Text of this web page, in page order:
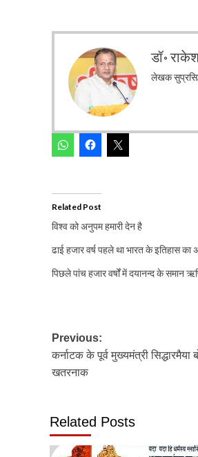
डॉ॰
लेखक
Related Post
विश्व को अनुपम हमारी देन है
ढाई हजार वर्ष पहले था भारत के इतिहास का
पिछले पांच हजार वर्षों में दयानन्द के समान
Post
navigation
Previous:
कर्नाटक के पूर्व मुख्यमंत्री
खतरनाक
Related Posts